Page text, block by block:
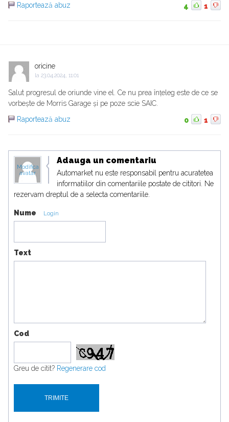
Raportează abuz
4 1
oricine
la 23.04.2024, 11:01
Salut progresul de oriunde vine el. Ce nu prea înțeleg este de ce se
vorbește de Morris Garage și pe poze scie SAIC.
Raportează abuz
0 1
Modifica
avatar
Adauga un comentariu
Automarket nu este responsabil pentru acuratetea
informatiilor din comentariile postate de cititori. Ne
rezervam dreptul de a selecta comentariile.
Nume Login
Text
Cod
Greu de citit? Regenerare cod